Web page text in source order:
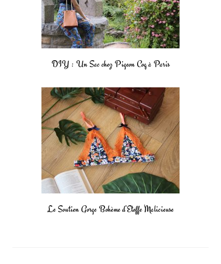
DIY : Un Sac chez Pigeon Coq à Paris
Le Soutien Gorge Bohème d’Etoffe Malicieuse